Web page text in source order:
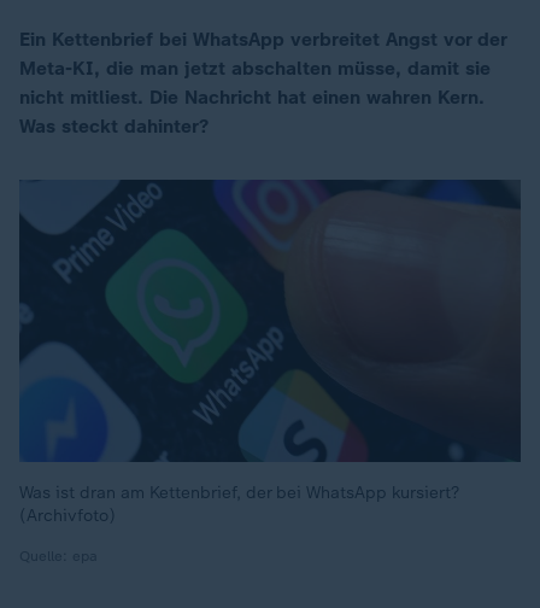
Ein Kettenbrief bei WhatsApp verbreitet Angst vor der
Meta-KI, die man jetzt abschalten müsse, damit sie
nicht mitliest. Die Nachricht hat einen wahren Kern.
Was steckt dahinter?
Was ist dran am Kettenbrief, der bei WhatsApp kursiert?
(Archivfoto)